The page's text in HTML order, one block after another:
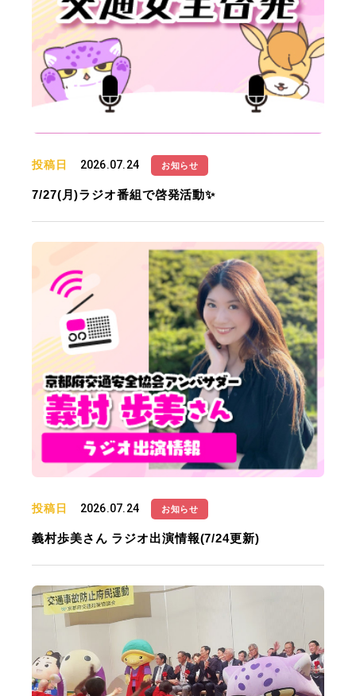
投稿日 2026.07.24 お知らせ
7/27(月)ラジオ番組で啓発活動✨
投稿日 2026.07.24 お知らせ
義村歩美さん ラジオ出演情報(7/24更新)